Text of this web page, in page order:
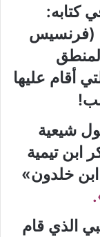
كتابه:
(فرنسيس
لمنطق
أقام عليها
!
شيعية
ابن تيمية
خلدون»
الذي قام